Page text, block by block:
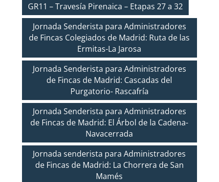
GR11 – Travesía Pirenaica – Etapas 27 a 32
Jornada Senderista para Administradores
de Fincas Colegiados de Madrid: Ruta de las
Ermitas-La Jarosa
Jornada Senderista para Administradores
de Fincas de Madrid: Cascadas del
Purgatorio- Rascafría
Jornada Senderista para Administradores
de Fincas de Madrid: El Árbol de la Cadena-
Navacerrada
Jornada senderista para Administradores
de Fincas de Madrid: La Chorrera de San
Mamés